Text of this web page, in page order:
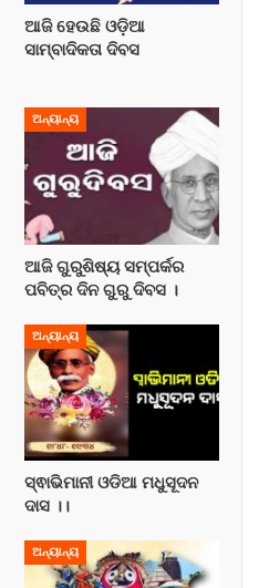
ଆଜି ହେଉଛି ଓଡ଼ିଆ
ସାମ୍ବାଦିକତା ଦିବସ
ଅନ୍ୟାନ୍ୟ
ଆଜି ଗୁରୁଶିଷ୍ୟ ସମ୍ପର୍କର
ପବିତ୍ର ଦିନ ଗୁରୁ ଦିବସ ।
ଅନ୍ୟାନ୍ୟ
ସ୍ଵାଭିମାନୀ ଓଡିଆ ମଧୁସୂଦନ
ଦାସ ।।
ଅନ୍ୟାନ୍ୟ